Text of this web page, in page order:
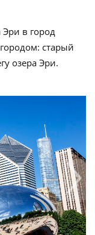
Эри в город
старый
озера Эри.